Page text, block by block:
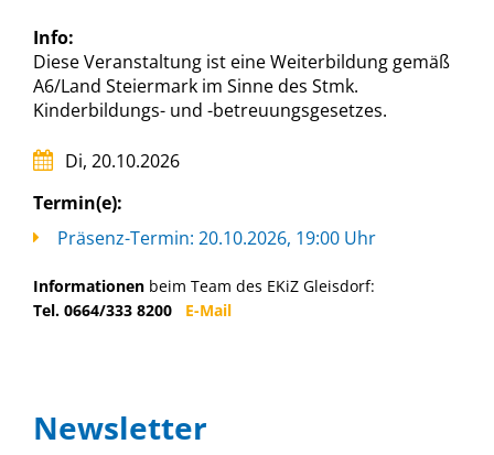
Newsletter
Info:
Diese Veranstaltung ist eine Weiterbildung gemäß
A6/Land Steiermark im Sinne des Stmk.
Kinderbildungs- und -betreuungsgesetzes.
Di, 20.10.2026
Termin(e):
Präsenz-Termin: 20.10.2026, 19:00 Uhr
Informationen beim Team des EKiZ Gleisdorf:
Tel. 0664/333 8200 E-Mail